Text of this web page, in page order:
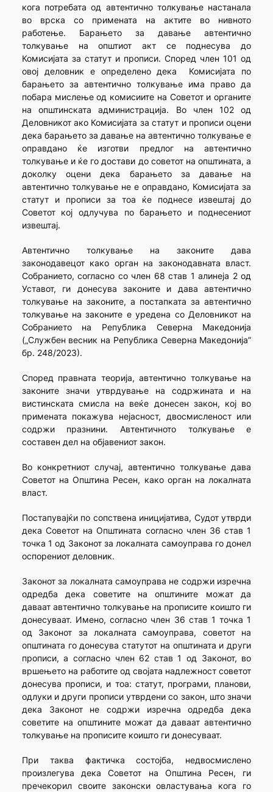
кога потребата од автентично толкување настанала
во врска со примената на актите во нивното
работење. Барањето за давање автентично
толкување на општиот акт се поднесува до
Комисијата за статут и прописи. Според член 101 од
овој деловник е определено дека Комисијата по
барањето за автентично толкување има право да
побара мислење од комисиите на Советот и органите
на општинската администрација. Во член 102 од
Деловникот ако Комисијата за статут и прописи оцени
дека барањето за давање на автентично толкување е
оправдано ќе изготви предлог на автентично
толкување и ќе го достави до советот на општината, а
доколку оцени дека барањето за давање на
автентично толкување не е оправдано, Комисијата за
статут и прописи за тоа ќе поднесе извештај до
Советот кој одлучува по барањето и поднесениот
извештај.
Автентично толкување на законите дава
законодавецот како орган на законодавната власт.
Собранието, согласно со член 68 став 1 алинеја 2 од
Уставот, ги донесува законите и дава автентично
толкување на законите, а постапката за автентично
толкување на законите е уредена со Деловникот на
Собранието на Република Северна Македонија
(„Службен весник на Република Северна Македонија”
бр. 248/2023).
Според правната теорија, автентично толкување на
законите значи утврдување на содржината и на
вистинската смисла на веќе донесен закон, кој во
примената покажува нејасност, двосмисленост или
содржи празнини. Автентичното толкување е
составен дел на објавениот закон.
Во конкретниот случај, автентично толкување дава
Советот на Општина Ресен, како орган на локалната
власт.
Постапувајќи по сопствена иницијатива, Судот утврди
дека Советот на Општината согласно член 36 став 1
точка 1 од Законот за локалната самоуправа го донел
оспорениот деловник.
Законот за локалната самоуправа не содржи изречна
одредба дека советите на општините можат да
даваат автентично толкување на прописите коишто ги
донесуваат. Имено, согласно член 36 став 1 точка 1
од Законот за локалната самоуправа, советот на
општината го донесува статутот на општината и други
прописи, а согласно член 62 став 1 од Законот, во
вршењето на работите од својата надлежност советот
донесува прописи, и тоа: статут, програми, планови,
одлуки и други прописи утврдени со закон, што значи
дека Законот не содржи изречна одредба дека
советите на општините можат да даваат автентично
толкување на прописите коишто ги донесуваат.
При таква фактичка состојба, недвосмислено
произлегува дека Советот на Општина Ресен, ги
пречекорил своите законски овластувања кога го